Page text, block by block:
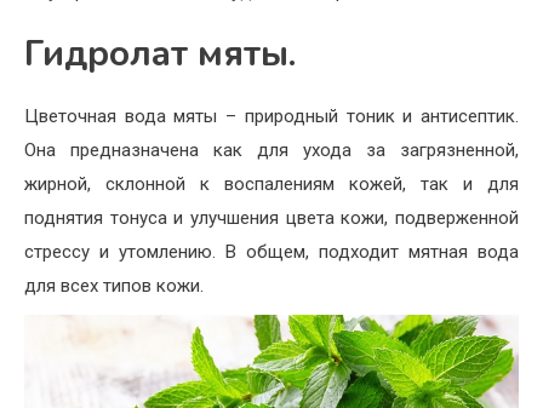
Гидролат мяты.
Цветочная вода мяты – природный тоник и антисептик.
Она предназначена как для ухода за загрязненной,
жирной, склонной к воспалениям кожей, так и для
поднятия тонуса и улучшения цвета кожи, подверженной
стрессу и утомлению. В общем, подходит мятная вода
для всех типов кожи.